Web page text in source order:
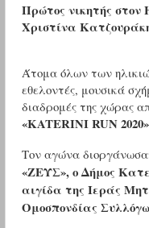
Πρώτος νικητής
Χριστίνα
Άτομα όλων των
εθελοντές, μουσικά
διαδρομές της χώρας
«KATERINIRUN
Τον αγώνα
«ΖΕΥΣ», ο Δήμος
αιγίδα της Ιεράς
Ομοσπονδίας